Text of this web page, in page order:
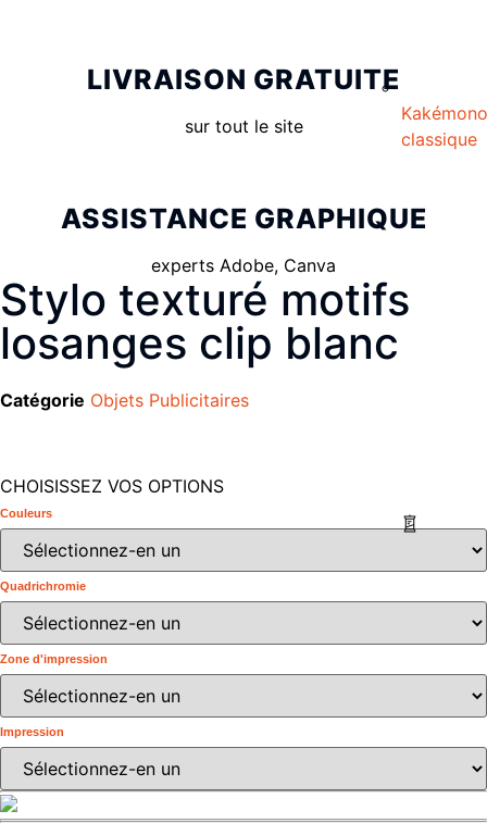
Kakémono
classique
LIVRAISON GRATUITE
sur tout le site
ASSISTANCE GRAPHIQUE
experts Adobe, Canva
Stylo texturé motifs
losanges clip blanc
Catégorie Objets Publicitaires
CHOISISSEZ VOS OPTIONS
Couleurs
Quadrichromie
Zone d'impression
Impression